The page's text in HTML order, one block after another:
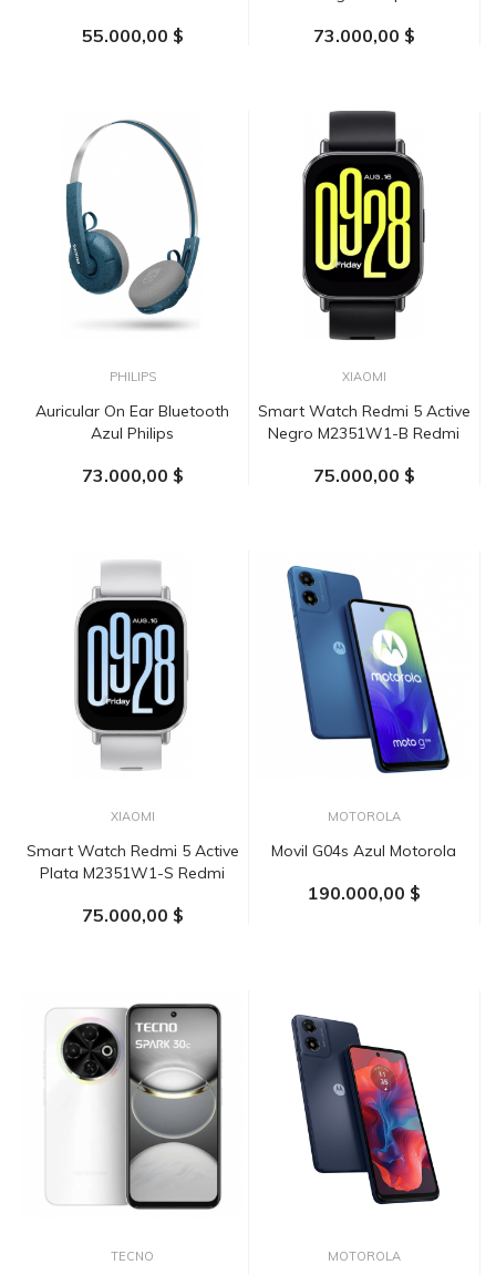
55.000,00 $ 73.000,00 $
PHILIPS
Auricular On Ear Bluetooth
Azul Philips
73.000,00 $
XIAOMI
Smart Watch Redmi 5 Active
Negro M2351W1-B Redmi
75.000,00 $
XIAOMI
Smart Watch Redmi 5 Active
Plata M2351W1-S Redmi
75.000,00 $
MOTOROLA
Movil G04s Azul Motorola
190.000,00 $
TECNO MOTOROLA